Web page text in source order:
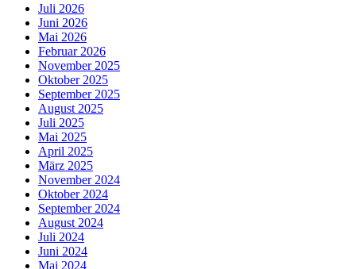
Juli 2026
Juni 2026
Mai 2026
Februar 2026
November 2025
Oktober 2025
September 2025
August 2025
Juli 2025
Mai 2025
April 2025
März 2025
November 2024
Oktober 2024
September 2024
August 2024
Juli 2024
Juni 2024
Mai 2024